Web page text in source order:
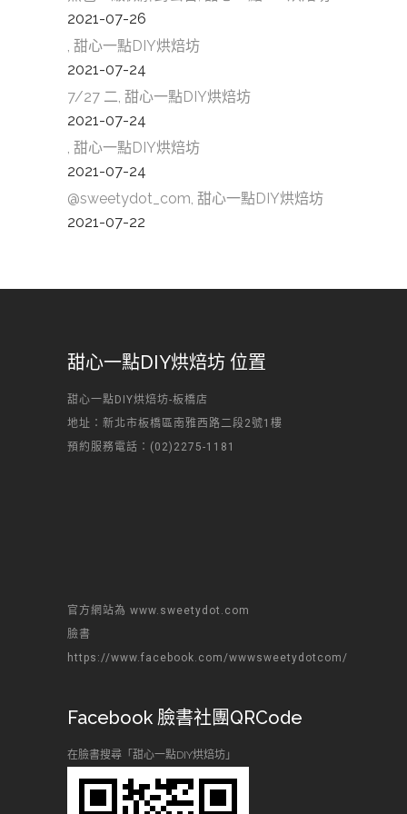
2021-07-26
, 甜心一點DIY烘焙坊
2021-07-24
7/27 二, 甜心一點DIY烘焙坊
2021-07-24
, 甜心一點DIY烘焙坊
2021-07-24
@sweetydot_com, 甜心一點DIY烘焙坊
2021-07-22
甜心一點DIY烘焙坊 位置
甜心一點DIY烘焙坊-板橋店
地址：新北市板橋區南雅西路二段2號1樓
預約服務電話：(02)2275-1181
官方網站為 www.sweetydot.com
臉書
https://www.facebook.com/wwwsweetydotcom/
Facebook 臉書社團QRCode
在臉書搜尋「甜心一點DIY烘焙坊」